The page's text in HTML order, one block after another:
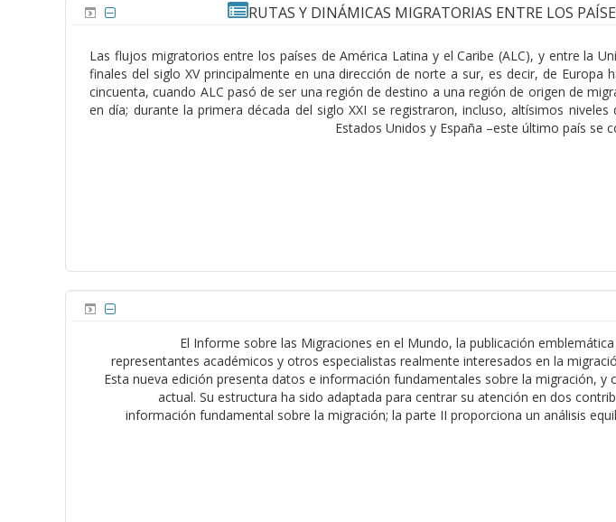
RUTAS Y DINÁMICAS MIGRATORIAS ENTRE LOS
Las flujos migratorios entre los países de América Latina y el Caribe (ALC), y entre la
finales del siglo XV principalmente en una dirección de norte a sur, es decir, de Europa
cincuenta, cuando ALC pasó de ser una región de destino a una región de origen de
en día; durante la primera década del siglo XXI se registraron, incluso, altísimos
Estados Unidos y España –este último país se
El Informe sobre las Migraciones en el Mundo, la publicación
representantes académicos y otros especialistas realmente interesados en la
Esta nueva edición presenta datos e información fundamentales sobre la migración,
actual. Su estructura ha sido adaptada para centrar su atención en dos
información fundamental sobre la migración; la parte II proporciona un análisis